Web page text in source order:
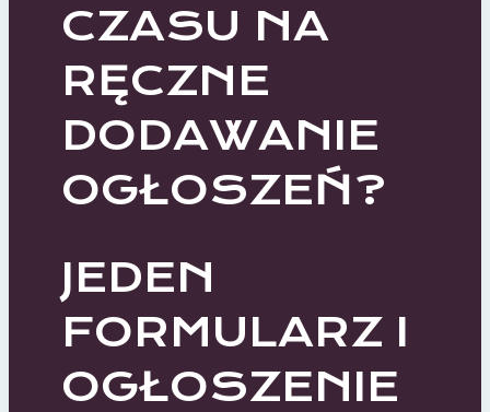
CZASU NA
RĘCZNE
DODAWANIE
OGŁOSZEŃ?
JEDEN
FORMULARZ I
OGŁOSZENIE